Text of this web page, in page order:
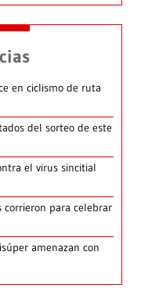
en ciclismo de ruta
del sorteo de este
el virus sincitial
corrieron para celebrar
amenazan con